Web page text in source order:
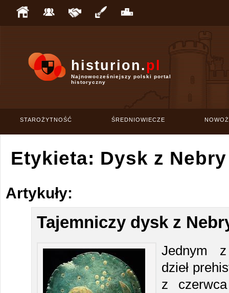
histurion.pl
Najnowocześniejszy polski portal
historyczny
STAROŻYTNOŚĆ ŚREDNIOWIECZE
Etykieta: Dysk z Nebry
Artykuły:
Tajemniczy dysk z
Jednym
dzieł
z